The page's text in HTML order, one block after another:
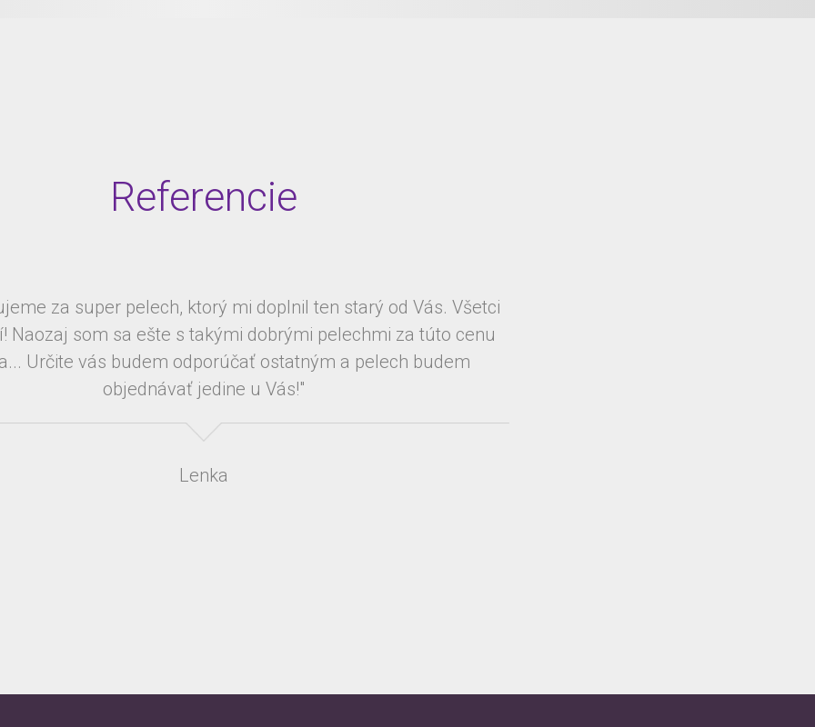
Referencie
za super pelech, ktorý mi doplnil ten starý od Vás. Všetci
Naozaj som sa ešte s takými dobrými pelechmi za túto cenu
Určite vás budem odporúčať ostatným a pelech budem
objednávať jedine u Vás!"
Lenka